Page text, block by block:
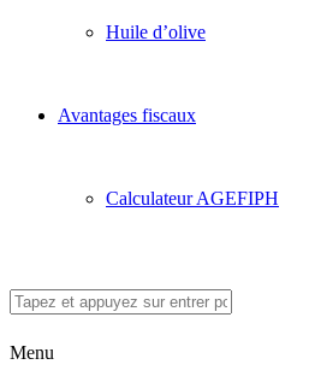
Huile d’olive
Avantages fiscaux
Calculateur AGEFIPH
Menu